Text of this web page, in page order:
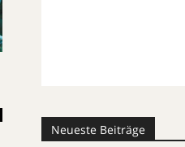
Neueste Beiträge